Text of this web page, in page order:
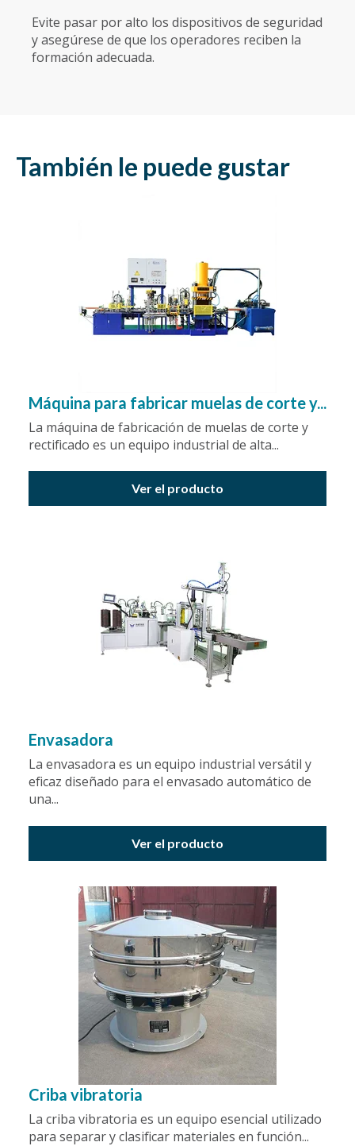
Evite pasar por alto los dispositivos de seguridad
y asegúrese de que los operadores reciben la
formación adecuada.
También le puede gustar
Máquina para fabricar muelas de corte y...
La máquina de fabricación de muelas de corte y
rectificado es un equipo industrial de alta...
Ver el producto
Envasadora
La envasadora es un equipo industrial versátil y
eficaz diseñado para el envasado automático de
una...
Ver el producto
Criba vibratoria
La criba vibratoria es un equipo esencial utilizado
para separar y clasificar materiales en función...